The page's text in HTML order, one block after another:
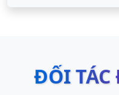
ĐỐI TÁC